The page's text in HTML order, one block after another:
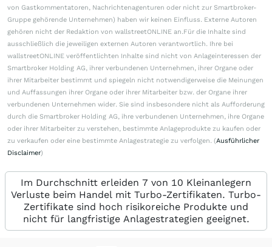
von Gastkommentatoren, Nachrichtenagenturen oder nicht zur Smartbroker-
Gruppe gehörende Unternehmen) haben wir keinen Einfluss. Externe Autoren
gehören nicht der Redaktion von wallstreetONLINE an.Für die Inhalte sind
ausschließlich die jeweiligen externen Autoren verantwortlich. Ihre bei
wallstreetONLINE veröffentlichten Inhalte sind nicht von Anlageinteressen der
Smartbroker Holding AG, ihrer verbundenen Unternehmen, ihrer Organe oder
ihrer Mitarbeiter bestimmt und spiegeln nicht notwendigerweise die Meinungen
und Auffassungen ihrer Organe oder ihrer Mitarbeiter bzw. der Organe ihrer
verbundenen Unternehmen wider. Sie sind insbesondere nicht als Aufforderung
durch die Smartbroker Holding AG, ihre verbundenen Unternehmen, ihre Organe
oder ihrer Mitarbeiter zu verstehen, bestimmte Anlageprodukte zu kaufen oder
zu verkaufen oder eine bestimmte Anlagestrategie zu verfolgen. (Ausführlicher
Disclaimer)
Im Durchschnitt erleiden 7 von 10 Kleinanlegern
Verluste beim Handel mit Turbo-Zertifikaten. Turbo-
Zertifikate sind hoch risikoreiche Produkte und
nicht für langfristige Anlagestrategien geeignet.